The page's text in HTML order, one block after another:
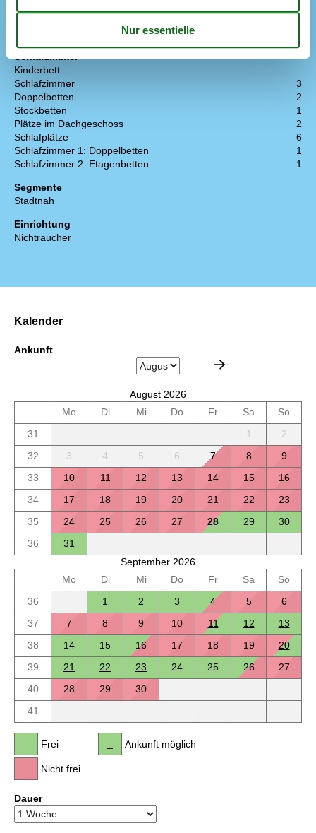
Schlafzimmer
Kinderbett
Schlafzimmer
3
Doppelbetten
2
Stockbetten
1
Plätze im Dachgeschoss
2
Schlafplätze
6
Schlafzimmer 1: Doppelbetten
1
Schlafzimmer 2: Etagenbetten
1
Segmente
Stadtnah
Einrichtung
Nichtraucher
Kalender
Ankunft
August 2026
Mo
Di Mi Do Fr Sa
So
31
1
2
32
3 4 5 6 7 8
9
33
10 11 12 13 14 15
16
34
17 18 19 20 21 22
23
35
24 25 26 27 28 29
30
36
31
September 2026
Mo
Di Mi Do Fr Sa
So
36
1 2 3 4 5
6
37
7 8 9 10 11 12
13
38
14 15 16 17 18 19
20
39
21 22 23 24 25 26
27
40
28 29
30
41
Frei
Nicht frei
Ankunft möglich
Dauer